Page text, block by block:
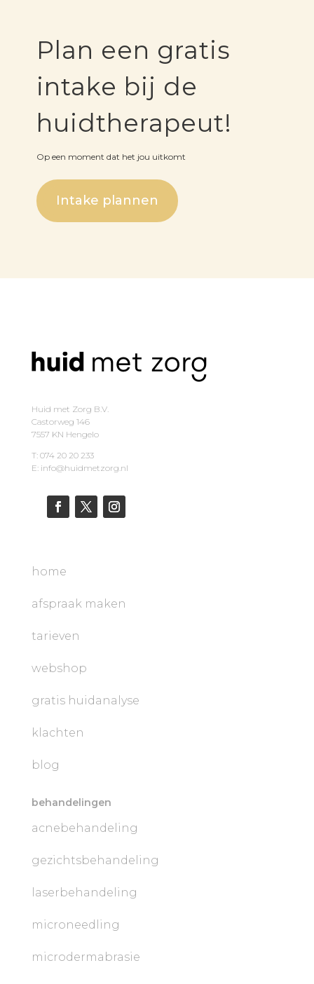
Plan een gratis
intake bij de
huidtherapeut!
Op een moment dat het jou uitkomt
Intake plannen
Huid met Zorg B.V.
Castorweg 146
7557 KN Hengelo
T: 074 20 20 233
E: info@huidmetzorg.nl
home
afspraak maken
tarieven
webshop
gratis huidanalyse
klachten
blog
behandelingen
acnebehandeling
gezichtsbehandeling
laserbehandeling
microneedling
microdermabrasie